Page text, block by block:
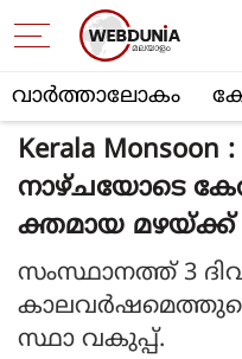
വാര്‍ത്താലോകം
Kerala
നാഴ്ചയോടെ
ക്തമായ മഴയ്ക്ക്
സംസ്ഥാനത്ത് 3
സ്ഥാ വകുപ്പ്.